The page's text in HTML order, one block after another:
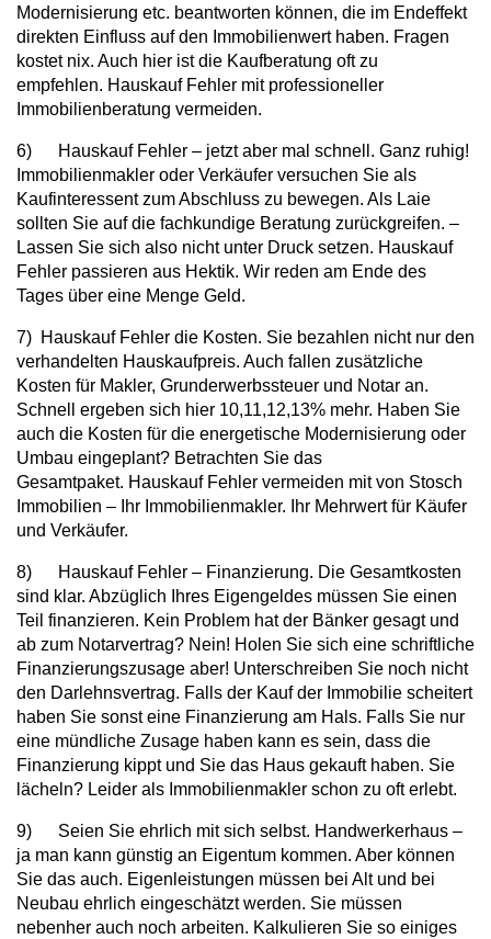
Modernisierung etc. beantworten können, die im Endeffekt
direkten Einfluss auf den Immobilienwert haben. Fragen
kostet nix. Auch hier ist die Kaufberatung oft zu
empfehlen. Hauskauf Fehler mit professioneller
Immobilienberatung vermeiden.
6) Hauskauf Fehler – jetzt aber mal schnell. Ganz ruhig!
Immobilienmakler oder Verkäufer versuchen Sie als
Kaufinteressent zum Abschluss zu bewegen. Als Laie
sollten Sie auf die fachkundige Beratung zurückgreifen. –
Lassen Sie sich also nicht unter Druck setzen. Hauskauf
Fehler passieren aus Hektik. Wir reden am Ende des
Tages über eine Menge Geld.
7) Hauskauf Fehler die Kosten. Sie bezahlen nicht nur den
verhandelten Hauskaufpreis. Auch fallen zusätzliche
Kosten für Makler, Grunderwerbssteuer und Notar an.
Schnell ergeben sich hier 10,11,12,13% mehr. Haben Sie
auch die Kosten für die energetische Modernisierung oder
Umbau eingeplant? Betrachten Sie das
Gesamtpaket. Hauskauf Fehler vermeiden mit von Stosch
Immobilien – Ihr Immobilienmakler. Ihr Mehrwert für Käufer
und Verkäufer.
8) Hauskauf Fehler – Finanzierung. Die Gesamtkosten
sind klar. Abzüglich Ihres Eigengeldes müssen Sie einen
Teil finanzieren. Kein Problem hat der Bänker gesagt und
ab zum Notarvertrag? Nein! Holen Sie sich eine schriftliche
Finanzierungszusage aber! Unterschreiben Sie noch nicht
den Darlehnsvertrag. Falls der Kauf der Immobilie scheitert
haben Sie sonst eine Finanzierung am Hals. Falls Sie nur
eine mündliche Zusage haben kann es sein, dass die
Finanzierung kippt und Sie das Haus gekauft haben. Sie
lächeln? Leider als Immobilienmakler schon zu oft erlebt.
9) Seien Sie ehrlich mit sich selbst. Handwerkerhaus –
ja man kann günstig an Eigentum kommen. Aber können
Sie das auch. Eigenleistungen müssen bei Alt und bei
Neubau ehrlich eingeschätzt werden. Sie müssen
nebenher auch noch arbeiten. Kalkulieren Sie so einiges